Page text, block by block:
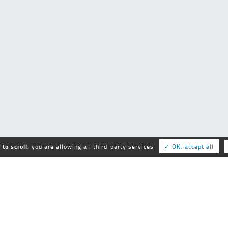
to scroll, you are allowing all third-party services ✓ OK, accept all